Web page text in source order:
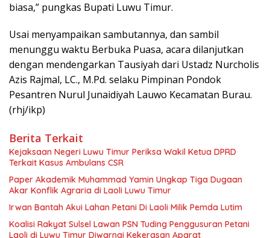
biasa,” pungkas Bupati Luwu Timur.
Usai menyampaikan sambutannya, dan sambil
menunggu waktu Berbuka Puasa, acara dilanjutkan
dengan mendengarkan Tausiyah dari Ustadz Nurcholis
Azis Rajmal, LC., M.Pd. selaku Pimpinan Pondok
Pesantren Nurul Junaidiyah Lauwo Kecamatan Burau.
(rhj/ikp)
Berita Terkait
Kejaksaan Negeri Luwu Timur Periksa Wakil Ketua DPRD
Terkait Kasus Ambulans CSR
Paper Akademik Muhammad Yamin Ungkap Tiga Dugaan
Akar Konflik Agraria di Laoli Luwu Timur
Irwan Bantah Akui Lahan Petani Di Laoli Milik Pemda Lutim
Koalisi Rakyat Sulsel Lawan PSN Tuding Penggusuran Petani
Laoli di Luwu Timur Diwarnai Kekerasan Aparat